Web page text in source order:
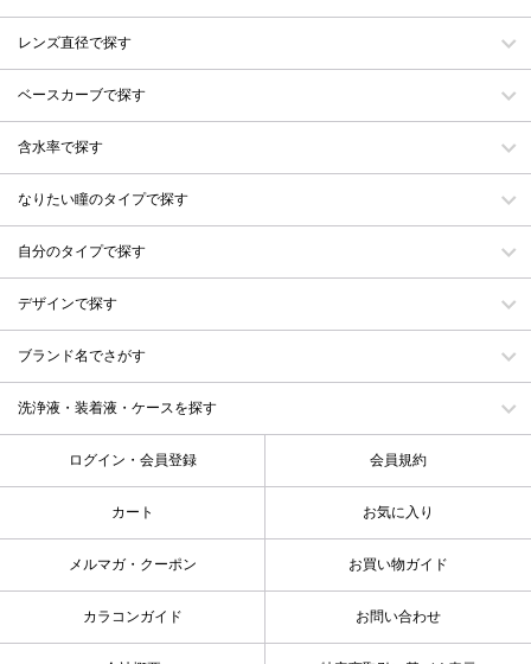
レンズ直径で探す
ベースカーブで探す
含水率で探す
なりたい瞳のタイプで探す
自分のタイプで探す
デザインで探す
ブランド名でさがす
洗浄液・装着液・ケースを探す
ログイン・会員登録 会員規約
カート お気に入り
メルマガ・クーポン お買い物ガイド
カラコンガイド お問い合わせ